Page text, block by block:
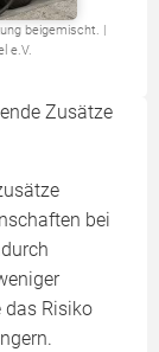
beigemischt. |
e.V.
Zusätze
bei
das Risiko